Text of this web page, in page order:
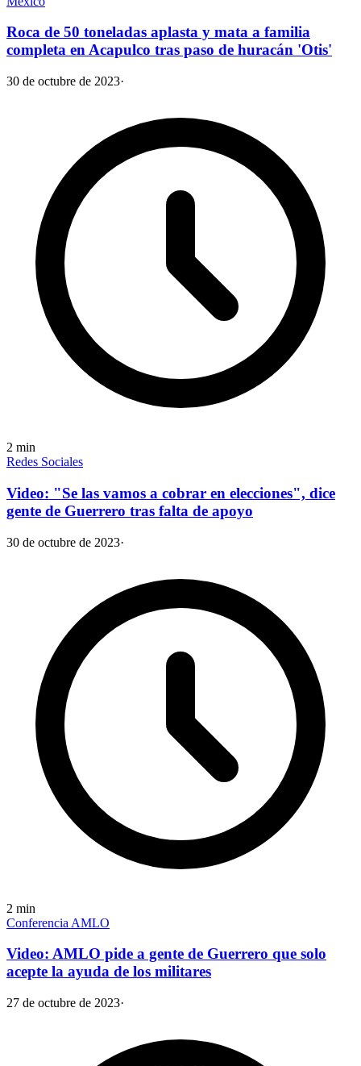
Roca de 50 toneladas aplasta y mata a familia
completa en Acapulco tras paso de huracán 'Otis'
30 de octubre de 2023·
2 min
Redes Sociales
Video: "Se las vamos a cobrar en elecciones", dice
gente de Guerrero tras falta de apoyo
30 de octubre de 2023·
2 min
Conferencia AMLO
Video: AMLO pide a gente de Guerrero que solo
acepte la ayuda de los militares
27 de octubre de 2023·